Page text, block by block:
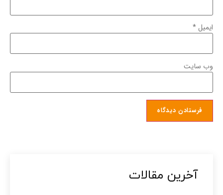
ایمیل*
وب‌ سایت
آخرین مقالات​